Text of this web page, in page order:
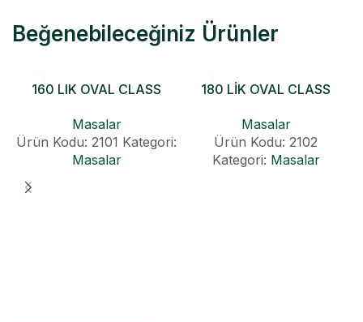
Beğenebileceğiniz Ürünler
160 LIK OVAL CLASS
Masalar
Ürün Kodu: 2101 Kategori:
Masalar
180 LİK OVAL CLASS
Masalar
Ürün Kodu: 2102
Kategori: Masalar